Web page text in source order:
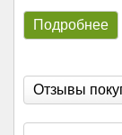
Подробнее
Отзывы